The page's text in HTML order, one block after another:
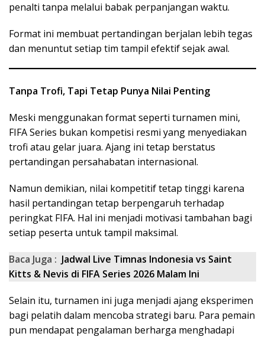
penalti tanpa melalui babak perpanjangan waktu.
Format ini membuat pertandingan berjalan lebih tegas
dan menuntut setiap tim tampil efektif sejak awal.
Tanpa Trofi, Tapi Tetap Punya Nilai Penting
Meski menggunakan format seperti turnamen mini,
FIFA Series bukan kompetisi resmi yang menyediakan
trofi atau gelar juara. Ajang ini tetap berstatus
pertandingan persahabatan internasional.
Namun demikian, nilai kompetitif tetap tinggi karena
hasil pertandingan tetap berpengaruh terhadap
peringkat FIFA. Hal ini menjadi motivasi tambahan bagi
setiap peserta untuk tampil maksimal.
Baca Juga : Jadwal Live Timnas Indonesia vs Saint
Kitts & Nevis di FIFA Series 2026 Malam Ini
Selain itu, turnamen ini juga menjadi ajang eksperimen
bagi pelatih dalam mencoba strategi baru. Para pemain
pun mendapat pengalaman berharga menghadapi